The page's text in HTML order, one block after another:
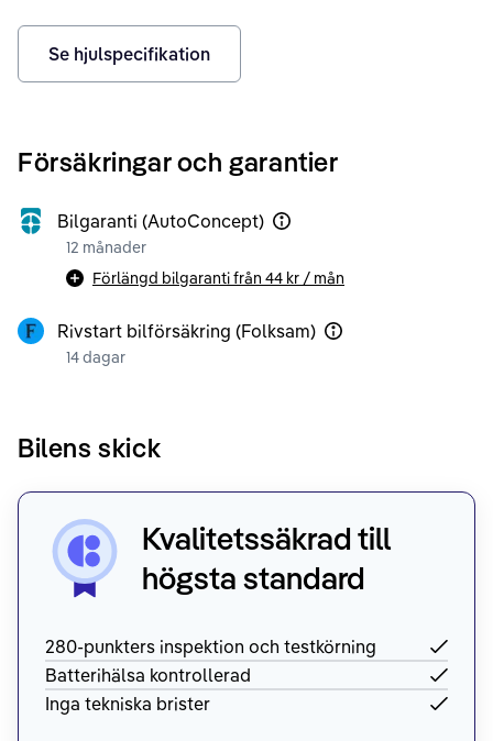
Se hjulspecifikation
Försäkringar och garantier
Bilgaranti (AutoConcept)
12 månader
Förlängd bilgaranti från 44 kr / mån
Rivstart bilförsäkring (Folksam)
14 dagar
Bilens skick
Kvalitetssäkrad till
högsta standard
280-punkters inspektion och testkörning
Batterihälsa kontrollerad
Inga tekniska brister